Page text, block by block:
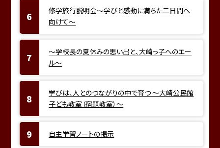
修学旅行説明会～学びと感動に満ちた二日間へ
向けて～
～学校長の夏休みの思い出と、大崎っ子へのエー
ル～
学びは、人とのつながりの中で育つ ～大崎公民館
子ども教室（宿題教室）～
自主学習ノートの掲示